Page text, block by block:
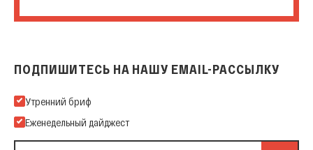
ПОДПИШИТЕСЬ НА НАШУ EMAIL-РАССЫЛКУ
Подпишитесь на нашу Email-рассылку
Утренний бриф
Еженедельный дайджест